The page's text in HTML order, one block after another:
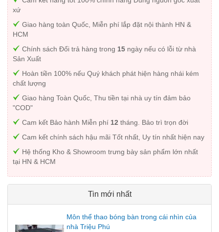
xứ
Giao hàng toàn Quốc, Miễn phí lắp đặt nội thành HN &
HCM
Chính sách Đổi trả hàng trong 15 ngày nếu có lỗi từ nhà
Sản Xuất
Hoàn tiền 100% nếu Quý khách phát hiện hàng nhái kém
chất lượng
Giao hàng Toàn Quốc, Thu tiền tại nhà uy tín đảm bảo
"COD"
Cam kết Bảo hành Miễn phí 12 tháng. Bảo trì trọn đời
Cam kết chính sách hậu mãi Tốt nhất, Uy tín nhất hiện nay
Hệ thống Kho & Showroom trưng bày sản phẩm lớn nhất
tại HN & HCM
Tin mới nhất
Môn thể thao bóng bàn trong cái nhìn của
nhà Triệu Phú